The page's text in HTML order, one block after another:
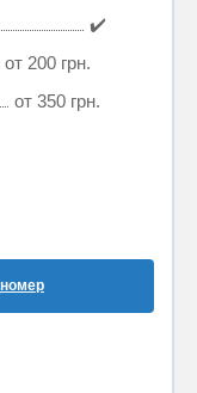
✔️
от 200 грн.
от 350 грн.